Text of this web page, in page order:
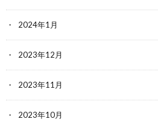
2024年1月
2023年12月
2023年11月
2023年10月